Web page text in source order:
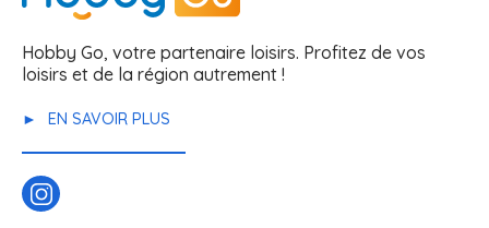
Hobby Go, votre partenaire loisirs. Profitez de vos
loisirs et de la région autrement !
EN SAVOIR PLUS